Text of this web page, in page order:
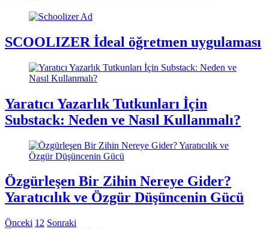
SCOOLIZER İdeal öğretmen uygulaması
Yaratıcı Yazarlık Tutkunları İçin
Substack: Neden ve Nasıl Kullanmalı?
Özgürleşen Bir Zihin Nereye Gider?
Yaratıcılık ve Özgür Düşüncenin Gücü
Önceki 1 2 Sonraki